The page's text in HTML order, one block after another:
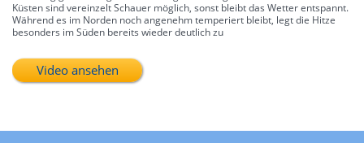
Küsten sind vereinzelt Schauer möglich, sonst bleibt das Wetter entspannt.
Während es im Norden noch angenehm temperiert bleibt, legt die Hitze
besonders im Süden bereits wieder deutlich zu
Video ansehen